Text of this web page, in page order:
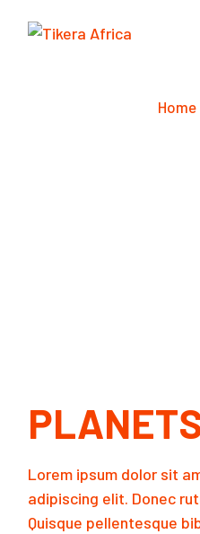
Home
Lorem ipsum dolor sit
adipiscing elit. Donec
Quisque pellentesque